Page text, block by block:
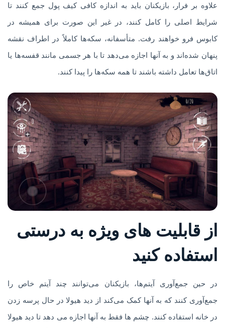
علاوه بر فرار، بازیکنان باید به اندازه کافی کیف پول جمع کنند تا
شرایط اصلی را کامل کنند، در غیر این صورت برای همیشه در
کابوس فرو خواهند رفت. متأسفانه، سکه‌ها کاملاً در اطراف نقشه
پنهان شده‌اند و به آنها اجازه می‌دهد تا با هر جسمی مانند قفسه‌ها یا
اتاق‌ها تعامل داشته باشند تا همه سکه‌ها را پیدا کنند.
از قابلیت های ویژه به درستی
استفاده کنید
در حین جمع‌آوری آیتم‌ها، بازیکنان می‌توانند چند آیتم خاص را
جمع‌آوری کنند که به آنها کمک می‌کند از دید هیولا در حال پرسه زدن
در خانه استفاده کنند. چشم ها فقط به آنها اجازه می دهد تا دید هیولا